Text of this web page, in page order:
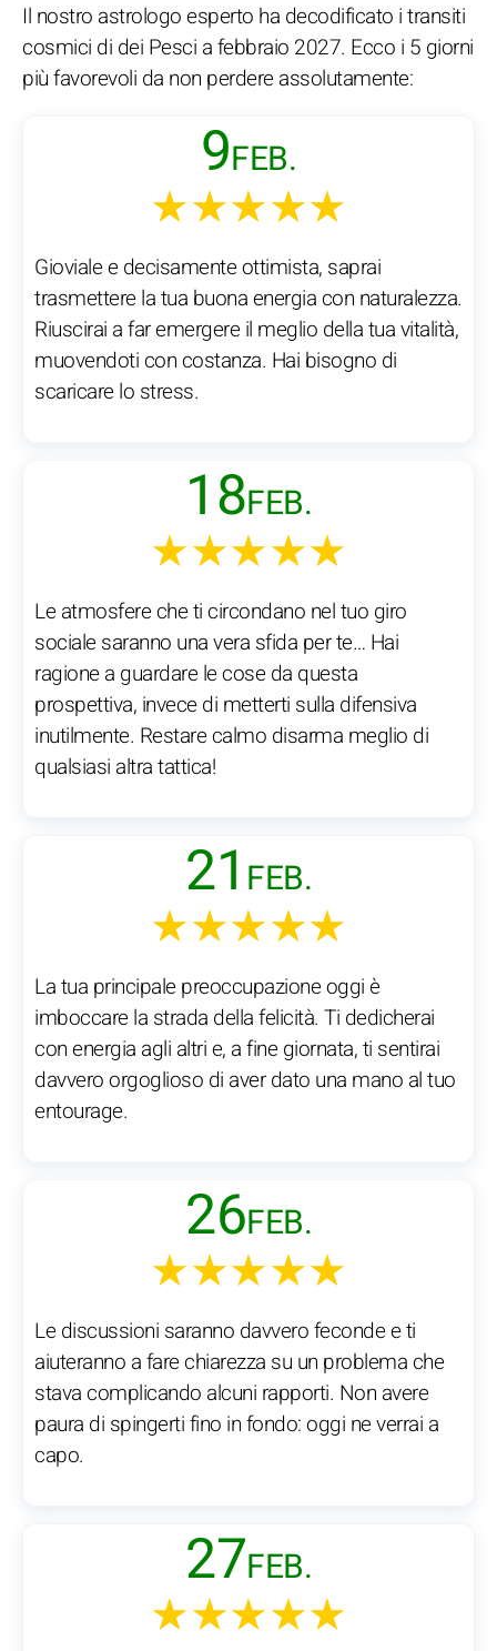
Il nostro astrologo esperto ha decodificato i transiti
cosmici di dei Pesci a febbraio 2027. Ecco i 5 giorni
più favorevoli da non perdere assolutamente:
9FEB.
★★★★★
Gioviale e decisamente ottimista, saprai
trasmettere la tua buona energia con naturalezza.
Riuscirai a far emergere il meglio della tua vitalità,
muovendoti con costanza. Hai bisogno di
scaricare lo stress.
18FEB.
★★★★★
Le atmosfere che ti circondano nel tuo giro
sociale saranno una vera sfida per te… Hai
ragione a guardare le cose da questa
prospettiva, invece di metterti sulla difensiva
inutilmente. Restare calmo disarma meglio di
qualsiasi altra tattica!
21 FEB.
★★★★★
La tua principale preoccupazione oggi è
imboccare la strada della felicità. Ti dedicherai
con energia agli altri e, a fine giornata, ti sentirai
davvero orgoglioso di aver dato una mano al tuo
entourage.
26FEB.
★★★★★
Le discussioni saranno davvero feconde e ti
aiuteranno a fare chiarezza su un problema che
stava complicando alcuni rapporti. Non avere
paura di spingerti fino in fondo: oggi ne verrai a
capo.
27FEB.
★★★★★